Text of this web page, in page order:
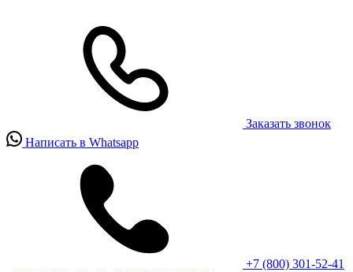
Заказать звонок
Написать в Whatsapp
+7 (800) 301-52-41